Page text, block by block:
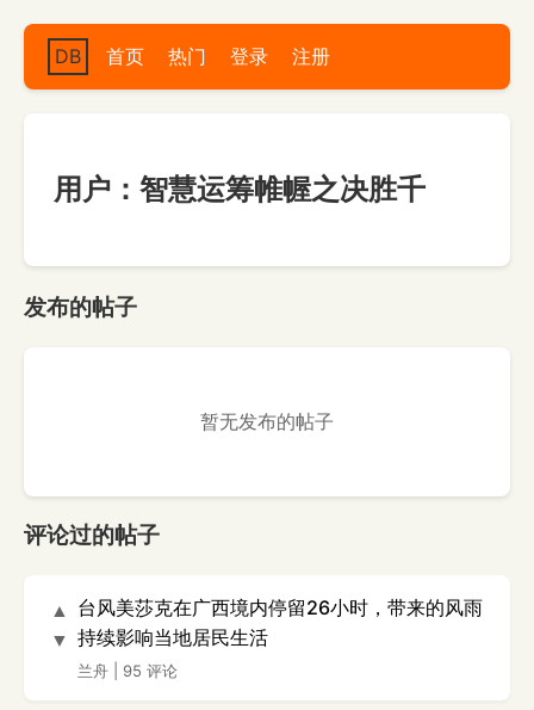
DB 首页 热门 登录 注册
用户：智慧运筹帷幄之决胜千
发布的帖子
暂无发布的帖子
评论过的帖子
▲
▼
台风美莎克在广西境内停留26小时，带来的风雨
持续影响当地居民生活
兰舟 95 评论